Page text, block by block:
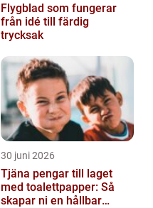
Flygblad som fungerar
från idé till färdig
trycksak
30 juni 2026
Tjäna pengar till laget
med toalettpapper: Så
skapar ni en hållbar